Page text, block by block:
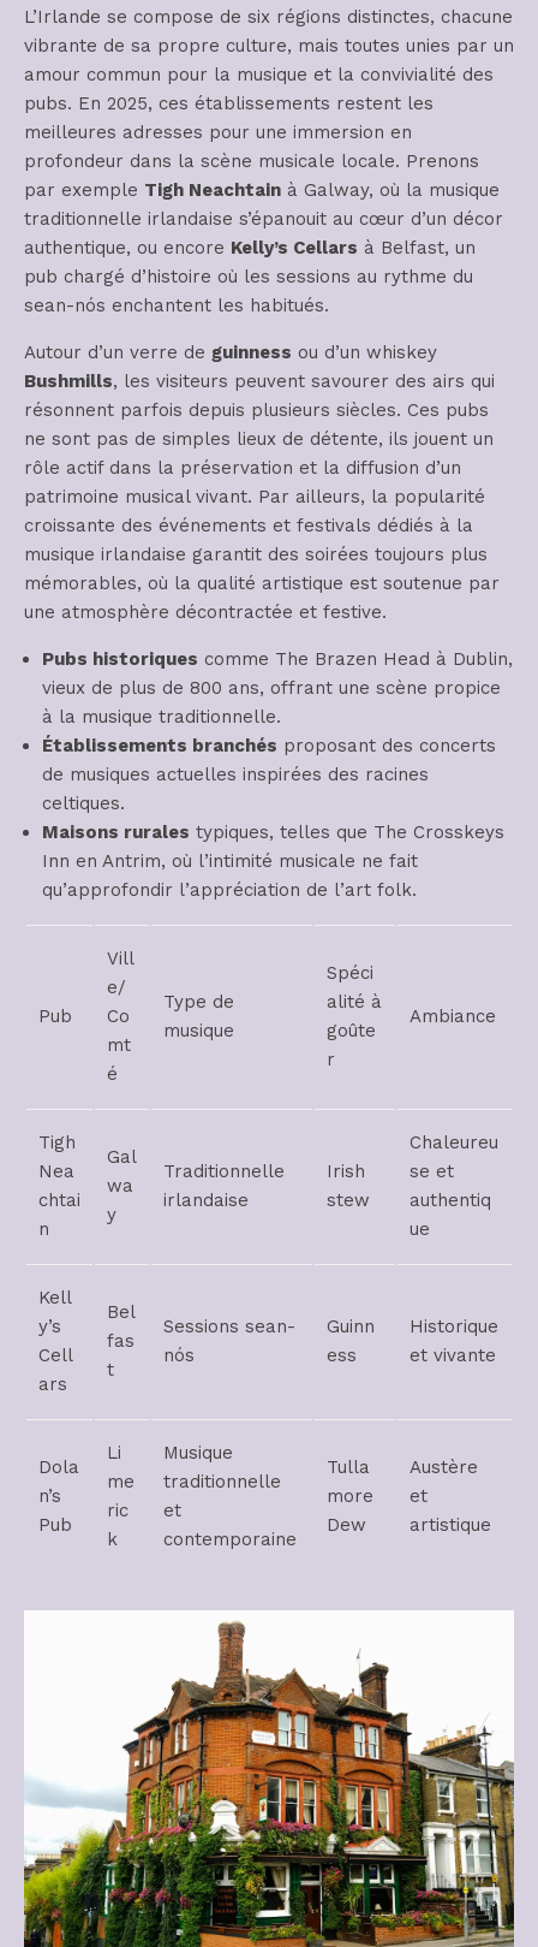
L’Irlande se compose de six régions distinctes, chacune
vibrante de sa propre culture, mais toutes unies par un
amour commun pour la musique et la convivialité des
pubs. En 2025, ces établissements restent les
meilleures adresses pour une immersion en
profondeur dans la scène musicale locale. Prenons
par exemple Tigh Neachtain à Galway, où la musique
traditionnelle irlandaise s’épanouit au cœur d’un décor
authentique, ou encore Kelly’s Cellars à Belfast, un
pub chargé d’histoire où les sessions au rythme du
sean-nós enchantent les habitués.
Autour d’un verre de guinness ou d’un whiskey
Bushmills, les visiteurs peuvent savourer des airs qui
résonnent parfois depuis plusieurs siècles. Ces pubs
ne sont pas de simples lieux de détente, ils jouent un
rôle actif dans la préservation et la diffusion d’un
patrimoine musical vivant. Par ailleurs, la popularité
croissante des événements et festivals dédiés à la
musique irlandaise garantit des soirées toujours plus
mémorables, où la qualité artistique est soutenue par
une atmosphère décontractée et festive.
Pubs historiques comme The Brazen Head à Dublin,
vieux de plus de 800 ans, offrant une scène propice
à la musique traditionnelle.
Établissements branchés proposant des concerts
de musiques actuelles inspirées des racines
celtiques.
Maisons rurales typiques, telles que The Crosskeys
Inn en Antrim, où l’intimité musicale ne fait
qu’approfondir l’appréciation de l’art folk.
Pub
Vill
e/
Co
mt
é
Type de
musique
Spéci
alité à
goûte
r
Ambiance
Tigh
Nea
chtai
n
Gal
wa
y
Traditionnelle
irlandaise
Irish
stew
Chaleureu
se et
authentiq
ue
Kell
y’s
Cell
ars
Bel
fas
t
Sessions sean-
nós
Guinn
ess
Historique
et vivante
Dola
n’s
Pub
Li
me
ric
k
Musique
traditionnelle
et
contemporaine
Tulla
more
Dew
Austère
et
artistique